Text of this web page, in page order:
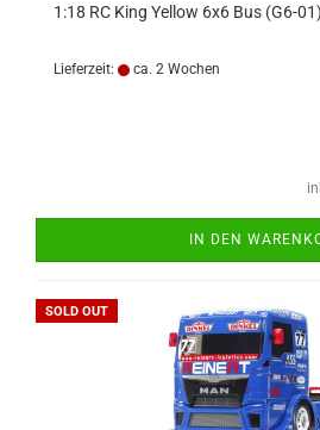
1:18 RC King Yellow 6x6 Bus (G6-01)
Lieferzeit: ca. 2 Wochen
IN DEN
SOLD OUT